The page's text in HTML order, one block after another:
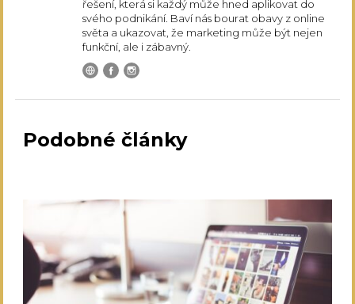
řešení, která si každý může hned aplikovat do
svého podnikání. Baví nás bourat obavy z online
světa a ukazovat, že marketing může být nejen
funkční, ale i zábavný.
Podobné články